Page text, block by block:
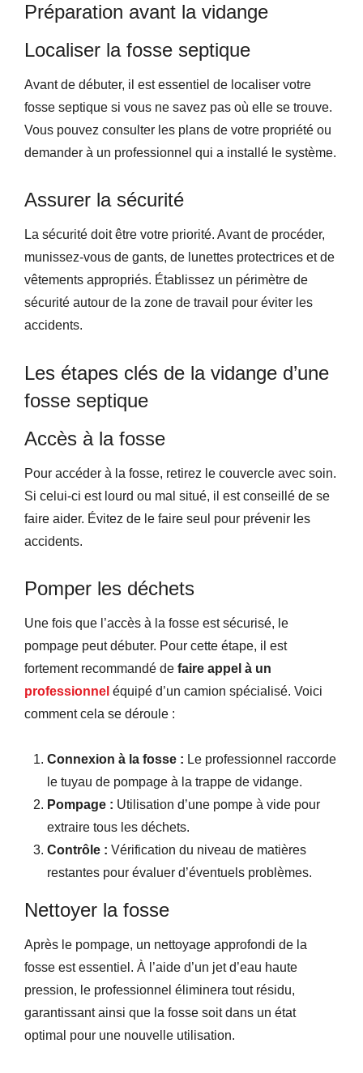
Préparation avant la vidange
Localiser la fosse septique
Avant de débuter, il est essentiel de localiser votre
fosse septique si vous ne savez pas où elle se trouve.
Vous pouvez consulter les plans de votre propriété ou
demander à un professionnel qui a installé le système.
Assurer la sécurité
La sécurité doit être votre priorité. Avant de procéder,
munissez-vous de gants, de lunettes protectrices et de
vêtements appropriés. Établissez un périmètre de
sécurité autour de la zone de travail pour éviter les
accidents.
Les étapes clés de la vidange d’une
fosse septique
Accès à la fosse
Pour accéder à la fosse, retirez le couvercle avec soin.
Si celui-ci est lourd ou mal situé, il est conseillé de se
faire aider. Évitez de le faire seul pour prévenir les
accidents.
Pomper les déchets
Une fois que l’accès à la fosse est sécurisé, le
pompage peut débuter. Pour cette étape, il est
fortement recommandé de faire appel à un
professionnel équipé d’un camion spécialisé. Voici
comment cela se déroule :
Connexion à la fosse : Le professionnel raccorde
le tuyau de pompage à la trappe de vidange.
Pompage : Utilisation d’une pompe à vide pour
extraire tous les déchets.
Contrôle : Vérification du niveau de matières
restantes pour évaluer d’éventuels problèmes.
Nettoyer la fosse
Après le pompage, un nettoyage approfondi de la
fosse est essentiel. À l’aide d’un jet d’eau haute
pression, le professionnel éliminera tout résidu,
garantissant ainsi que la fosse soit dans un état
optimal pour une nouvelle utilisation.